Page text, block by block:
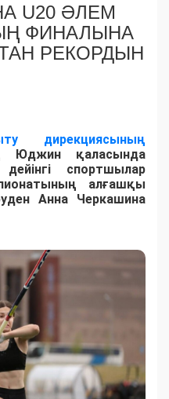
U20 ӘЛЕМ
ФИНАЛЫНА
РЕКОРДЫН
дирекциясының
Юджин қаласында
спортшылар
алғашқы
Анна Черкашина